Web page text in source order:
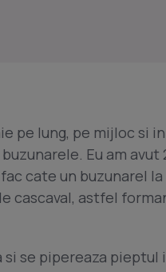
pe lung, pe mijloc si
Eu am
cate un buzunarel
cascaval, astfel
se pipereaza pieptul